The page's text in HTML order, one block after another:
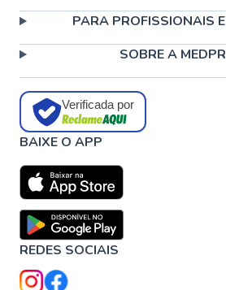
PARA PROFISSIONAIS
SOBRE A
Verificada por
BAIXE O APP
REDES SOCIAIS